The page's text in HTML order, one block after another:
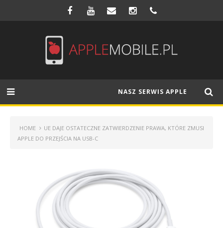
NASZ SERWIS APPLE
HOME
UE DAJE OSTATECZNE ZATWIERDZENIE PRAWA, KTÓRE ZMUSI
APPLE DO PRZEJŚCIA NA USB-C